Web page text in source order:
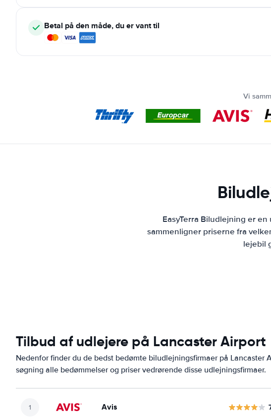
Betal på den måde, du er vant til
Vi
EasyTerra Biludlejning er
sammenligner priserne fra
lejebil
Tilbud af udlejere på Lancaster Airport
Nedenfor finder du de bedst bedømte biludlejningsfirmaer på Lancaster
søgning alle bedømmelser og priser vedrørende disse udlejningsfirmaer.
Avis